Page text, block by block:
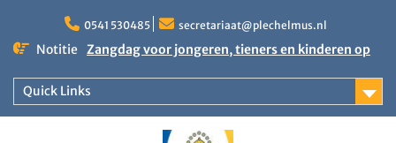
content
0541 530485 secretariaat@plechelmus.nl
Notitie
Zangdag voor jongeren, tieners en kinderen op
Denekamp
Uitnodiging installatie Pastoor Karel Donders
Quick Links